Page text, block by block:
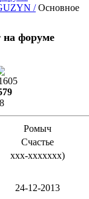
/ Основное
Ромыч
Счастье
xxx-xxxxxxx)
24-12-2013